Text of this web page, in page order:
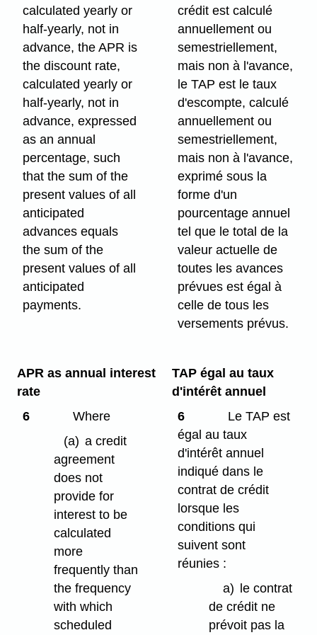
calculated yearly or
half-yearly, not in
advance, the APR is
the discount rate,
calculated yearly or
half-yearly, not in
advance, expressed
as an annual
percentage, such
that the sum of the
present values of all
anticipated
advances equals
the sum of the
present values of all
anticipated
payments.
crédit est calculé
annuellement ou
semestriellement,
mais non à l'avance,
le TAP est le taux
d'escompte, calculé
annuellement ou
semestriellement,
mais non à l'avance,
exprimé sous la
forme d'un
pourcentage annuel
tel que le total de la
valeur actuelle de
toutes les avances
prévues est égal à
celle de tous les
versements prévus.
APR as annual interest
rate
6
Where
(a) a credit
agreement
does not
provide for
interest to be
calculated
more
frequently than
the frequency
with which
scheduled
TAP égal au taux
d'intérêt annuel
6
Le TAP est
égal au taux
d'intérêt annuel
indiqué dans le
contrat de crédit
lorsque les
conditions qui
suivent sont
réunies :
a) le contrat
de crédit ne
prévoit pas la